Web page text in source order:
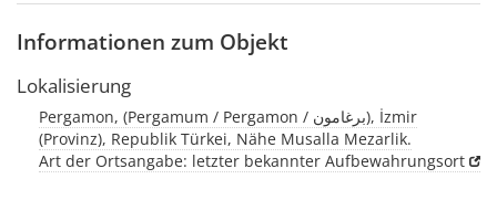
Informationen zum Objekt
Lokalisierung
Pergamon, (Pergamum / Pergamon / برغامون), İzmir
(Provinz), Republik Türkei, Nähe Musalla Mezarlik.
Art der Ortsangabe: letzter bekannter Aufbewahrungsort